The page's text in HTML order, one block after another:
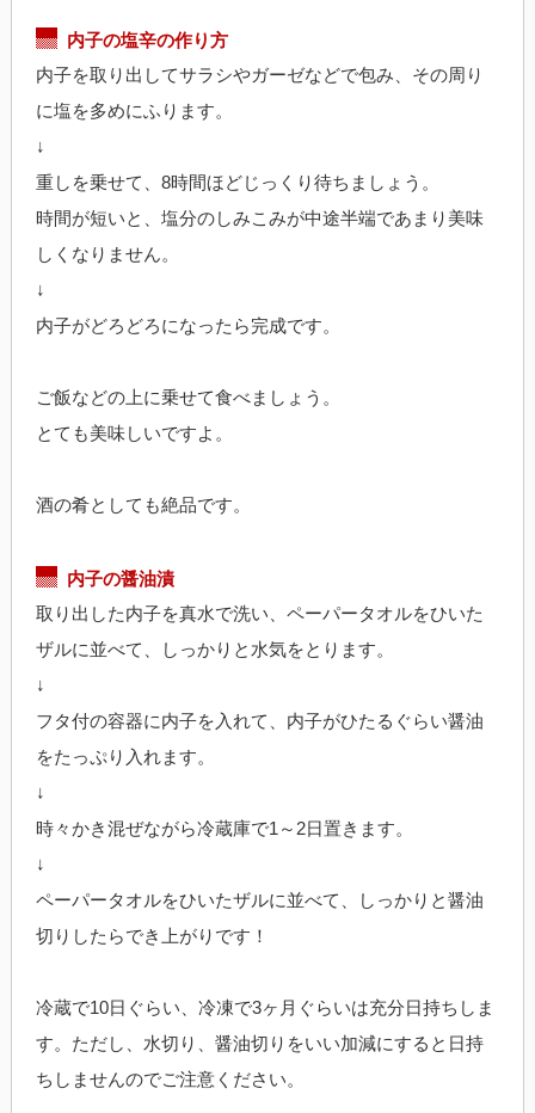
内子の塩辛の作り方
内子を取り出してサラシやガーゼなどで包み、その周り
に塩を多めにふります。
↓
重しを乗せて、8時間ほどじっくり待ちましょう。
時間が短いと、塩分のしみこみが中途半端であまり美味
しくなりません。
↓
内子がどろどろになったら完成です。
ご飯などの上に乗せて食べましょう。
とても美味しいですよ。
酒の肴としても絶品です。
内子の醤油漬
取り出した内子を真水で洗い、ペーパータオルをひいた
ザルに並べて、しっかりと水気をとります。
↓
フタ付の容器に内子を入れて、内子がひたるぐらい醤油
をたっぷり入れます。
↓
時々かき混ぜながら冷蔵庫で1～2日置きます。
↓
ペーパータオルをひいたザルに並べて、しっかりと醤油
切りしたらでき上がりです！
冷蔵で10日ぐらい、冷凍で3ヶ月ぐらいは充分日持ちしま
す。ただし、水切り、醤油切りをいい加減にすると日持
ちしませんのでご注意ください。